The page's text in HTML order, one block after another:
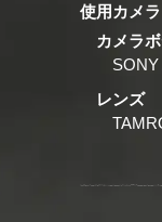
使用カメラ
カメラ
SONY
レンズ